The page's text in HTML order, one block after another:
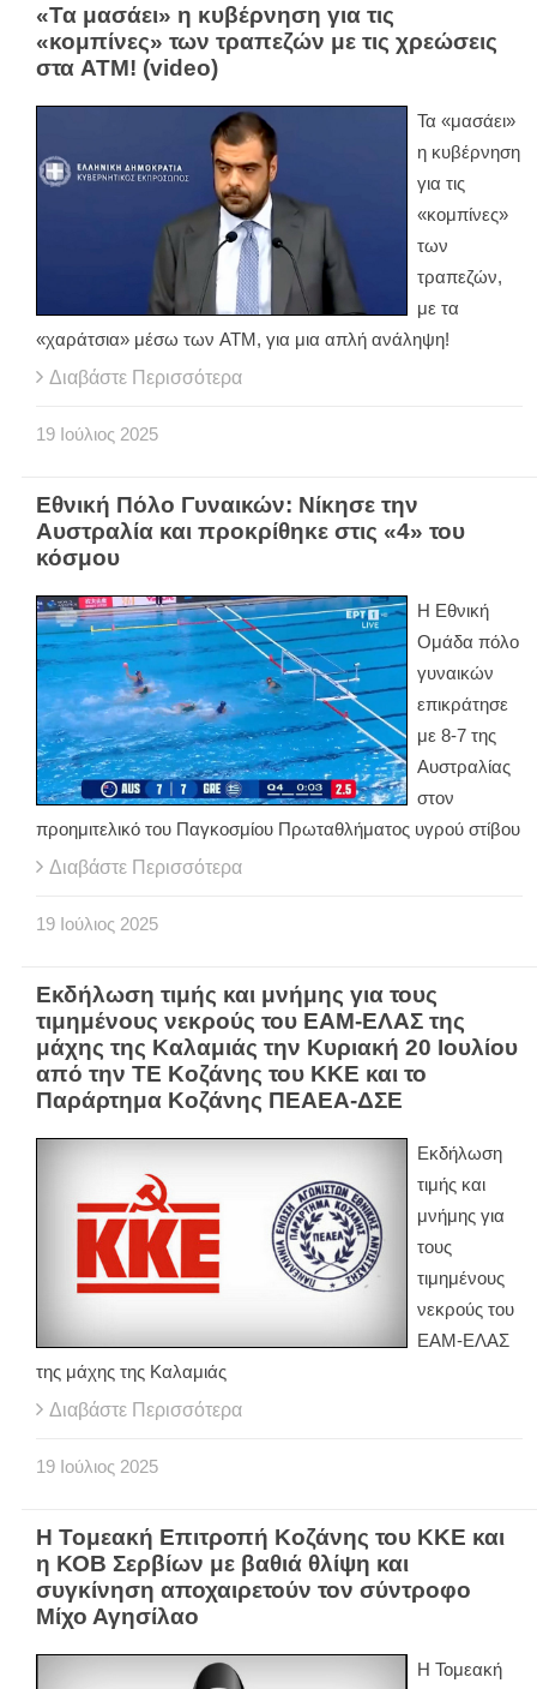
«Τα μασάει» η κυβέρνηση για τις
«κομπίνες» των τραπεζών με τις χρεώσεις
στα ATM! (video)
Τα «μασάει»
η κυβέρνηση
για τις
«κομπίνες»
των
τραπεζών,
με τα
«χαράτσια» μέσω των ATM, για μια απλή ανάληψη!
Διαβάστε Περισσότερα
19 Ιούλιος 2025
Εθνική Πόλο Γυναικών: Νίκησε την
Αυστραλία και προκρίθηκε στις «4» του
κόσμου
Η Εθνική
Ομάδα πόλο
γυναικών
επικράτησε
με 8-7 της
Αυστραλίας
στον
προημιτελικό του Παγκοσμίου Πρωταθλήματος υγρού στίβου
Διαβάστε Περισσότερα
19 Ιούλιος 2025
Εκδήλωση τιμής και μνήμης για τους
τιμημένους νεκρούς του ΕΑΜ-ΕΛΑΣ της
μάχης της Καλαμιάς την Κυριακή 20 Ιουλίου
από την ΤΕ Κοζάνης του ΚΚΕ και το
Παράρτημα Κοζάνης ΠΕΑΕΑ-ΔΣΕ
Εκδήλωση
τιμής και
μνήμης για
τους
τιμημένους
νεκρούς του
ΕΑΜ-ΕΛΑΣ
της μάχης της Καλαμιάς
Διαβάστε Περισσότερα
19 Ιούλιος 2025
Η Τομεακή Επιτροπή Κοζάνης του ΚΚΕ και
η ΚΟΒ Σερβίων με βαθιά θλίψη και
συγκίνηση αποχαιρετούν τον σύντροφο
Μίχο Αγησίλαο
Η Τομεακή